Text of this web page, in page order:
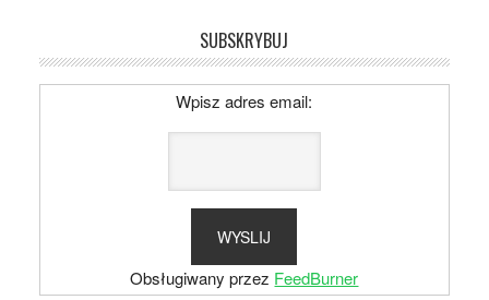
SUBSKRYBUJ
Wpisz adres email:
Obsługiwany przez FeedBurner